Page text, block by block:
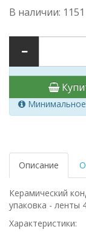
В наличии: 1151
Минимальное
Описание
Керамический
упаковка - ленты
Характеристики: